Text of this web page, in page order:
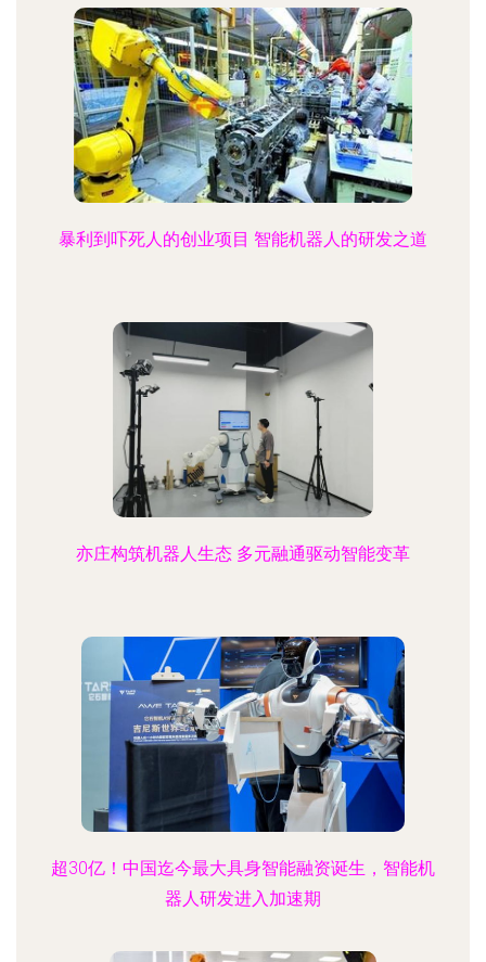
暴利到吓死人的创业项目 智能机器人的研发之道
亦庄构筑机器人生态 多元融通驱动智能变革
超30亿！中国迄今最大具身智能融资诞生，智能机
器人研发进入加速期